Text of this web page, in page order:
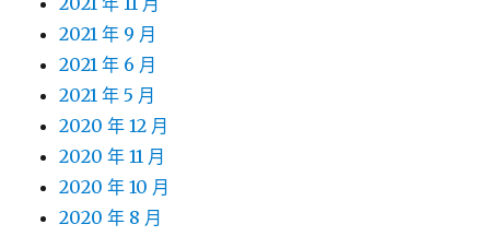
2021 年 9 月
2021 年 6 月
2021 年 5 月
2020 年 12 月
2020 年 11 月
2020 年 10 月
2020 年 8 月